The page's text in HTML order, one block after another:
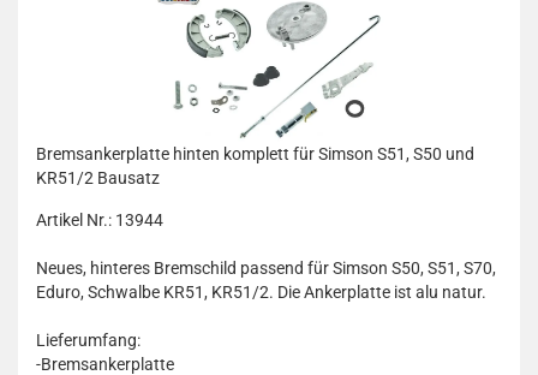
Bremsankerplatte hinten komplett für Simson S51, S50 und
KR51/2 Bausatz
Artikel Nr.: 13944
Neues, hinteres Bremschild passend für Simson S50, S51, S70,
Eduro, Schwalbe KR51, KR51/2. Die Ankerplatte ist alu natur.
Lieferumfang:
-Bremsankerplatte